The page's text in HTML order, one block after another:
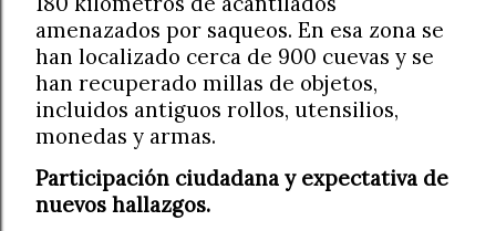
amenazados por saqueos. En esa zona se
han localizado cerca de 900 cuevas y se
han recuperado millas de objetos,
incluidos antiguos rollos, utensilios,
monedas y armas.
Participación ciudadana y expectativa de
nuevos hallazgos.